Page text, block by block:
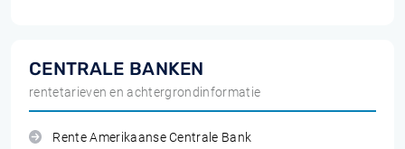
CENTRALE BANKEN
rentetarieven en achtergrondinformatie
Rente Amerikaanse Centrale Bank